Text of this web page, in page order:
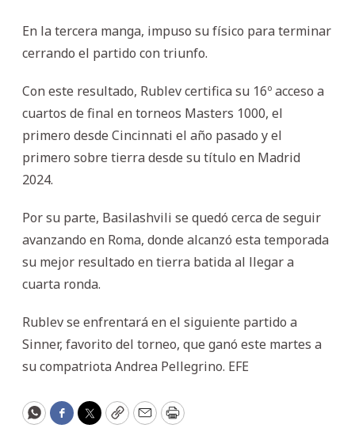
En la tercera manga, impuso su físico para terminar
cerrando el partido con triunfo.
Con este resultado, Rublev certifica su 16º acceso a
cuartos de final en torneos Masters 1000, el
primero desde Cincinnati el año pasado y el
primero sobre tierra desde su título en Madrid
2024.
Por su parte, Basilashvili se quedó cerca de seguir
avanzando en Roma, donde alcanzó esta temporada
su mejor resultado en tierra batida al llegar a
cuarta ronda.
Rublev se enfrentará en el siguiente partido a
Sinner, favorito del torneo, que ganó este martes a
su compatriota Andrea Pellegrino. EFE
WhatsApp
Facebook
Twitter
CopyEmailPrint